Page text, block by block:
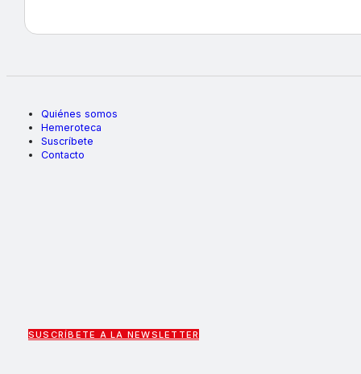
Quiénes somos
Hemeroteca
Suscríbete
Contacto
SUSCRÍBETE A LA NEWSLETTER